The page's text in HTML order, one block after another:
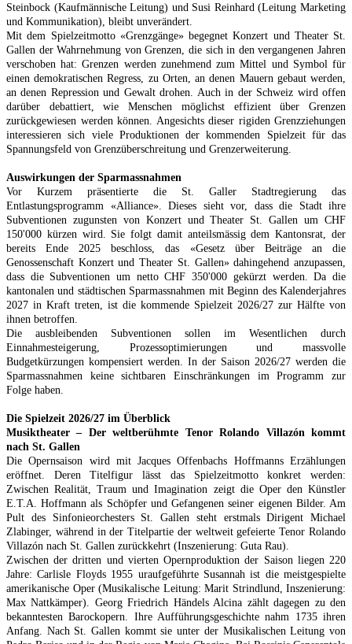
Steinbock (Kaufmännische Leitung) und Susi Reinhard (Leitung Marketing
und Kommunikation), bleibt unverändert.
Mit dem Spielzeitmotto «Grenzgänge» begegnet Konzert und Theater St.
Gallen der Wahrnehmung von Grenzen, die sich in den vergangenen Jahren
verschoben hat: Grenzen werden zunehmend zum Mittel und Symbol für
einen demokratischen Regress, zu Orten, an denen Mauern gebaut werden,
an denen Repression und Gewalt drohen. Auch in der Schweiz wird offen
darüber debattiert, wie Menschen möglichst effizient über Grenzen
zurückgewiesen werden können. Angesichts dieser rigiden Grenzziehungen
interessieren sich viele Produktionen der kommenden Spielzeit für das
Spannungsfeld von Grenzüberschreitung und Grenzerweiterung.
Auswirkungen der Sparmassnahmen
Vor Kurzem präsentierte die St. Galler Stadtregierung das
Entlastungsprogramm «Alliance». Dieses sieht vor, dass die Stadt ihre
Subventionen zugunsten von Konzert und Theater St. Gallen um CHF
150'000 kürzen wird. Sie folgt damit anteilsmässig dem Kantonsrat, der
bereits Ende 2025 beschloss, das «Gesetz über Beiträge an die
Genossenschaft Konzert und Theater St. Gallen» dahingehend anzupassen,
dass die Subventionen um netto CHF 350'000 gekürzt werden. Da die
kantonalen und städtischen Sparmassnahmen mit Beginn des Kalenderjahres
2027 in Kraft treten, ist die kommende Spielzeit 2026/27 zur Hälfte von
ihnen betroffen.
Die ausbleibenden Subventionen sollen im Wesentlichen durch
Einnahmesteigerung, Prozessoptimierungen und massvolle
Budgetkürzungen kompensiert werden. In der Saison 2026/27 werden die
Sparmassnahmen keine sichtbaren Einschränkungen im Programm zur
Folge haben.
Die Spielzeit 2026/27 im Überblick
Musiktheater – Der weltberühmte Tenor Rolando Villazón kommt
nach St. Gallen
Die Opernsaison wird mit Jacques Offenbachs Hoffmanns Erzählungen
eröffnet. Deren Titelfigur lässt das Spielzeitmotto konkret werden:
Zwischen Realität, Traum und Imagination zeigt die Oper den Künstler
E.T.A. Hoffmann als Schöpfer und Gefangenen seiner eigenen Bilder. Am
Pult des Sinfonieorchesters St. Gallen steht erstmals Dirigent Michael
Zlabinger, während in der Titelpartie der weltweit gefeierte Tenor Rolando
Villazón nach St. Gallen zurückkehrt (Inszenierung: Guta Rau).
Zwischen der dritten und vierten Opernproduktion der Saison liegen 220
Jahre: Carlisle Floyds 1955 uraufgeführte Susannah ist die meistgespielte
amerikanische Oper (Musikalische Leitung: Marit Strindlund, Inszenierung:
Max Nattkämper). Georg Friedrich Händels Alcina zählt dagegen zu den
bekanntesten Barockopern. Ihre Aufführungsgeschichte nahm 1735 ihren
Anfang. Nach St. Gallen kommt sie unter der Musikalischen Leitung von